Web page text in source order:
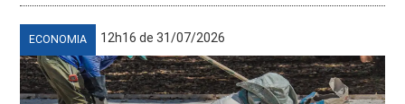
ECONOMIA 12h16 de 31/07/2026